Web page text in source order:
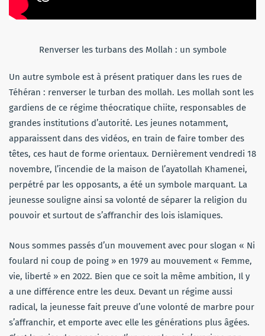
Renverser les turbans des Mollah : un symbole
Un autre symbole est à présent pratiquer dans les rues de
Téhéran : renverser le turban des mollah. Les mollah sont les
gardiens de ce régime théocratique chiite, responsables de
grandes institutions d’autorité. Les jeunes notamment,
apparaissent dans des vidéos, en train de faire tomber des
têtes, ces haut de forme orientaux. Dernièrement vendredi 18
novembre, l’incendie de la maison de l’ayatollah Khamenei,
perpétré par les opposants, a été un symbole marquant. La
jeunesse souligne ainsi sa volonté de séparer la religion du
pouvoir et surtout de s’affranchir des lois islamiques.
Nous sommes passés d’un mouvement avec pour slogan « Ni
foulard ni coup de poing » en 1979 au mouvement « Femme,
vie, liberté » en 2022. Bien que ce soit la même ambition, Il y
a une différence entre les deux. Devant un régime aussi
radical, la jeunesse fait preuve d’une volonté de marbre pour
s’affranchir, et emporte avec elle les générations plus âgées.